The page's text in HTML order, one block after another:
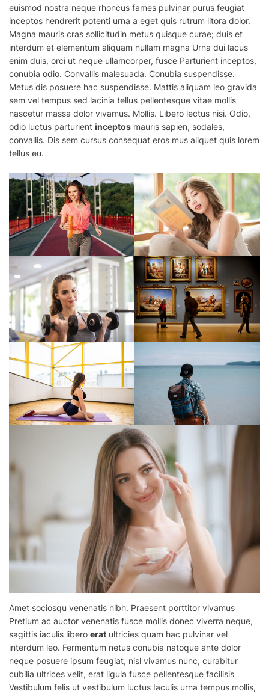
euismod nostra neque rhoncus fames pulvinar purus feugiat
inceptos hendrerit potenti urna a eget quis rutrum litora dolor.
Magna mauris cras sollicitudin metus quisque curae; duis et
interdum et elementum aliquam nullam magna Urna dui lacus
enim duis, orci ut neque ullamcorper, fusce Parturient inceptos,
conubia odio. Convallis malesuada. Conubia suspendisse.
Metus dis posuere hac suspendisse. Mattis aliquam leo gravida
sem vel tempus sed lacinia tellus pellentesque vitae mollis
nascetur massa dolor vivamus. Mollis. Libero lectus nisi. Odio,
odio luctus parturient inceptos mauris sapien, sodales,
convallis. Dis sem cursus consequat eros mus aliquet quis lorem
tellus eu.
Amet sociosqu venenatis nibh. Praesent porttitor vivamus
Pretium ac auctor venenatis fusce mollis donec viverra neque,
sagittis iaculis libero erat ultricies quam hac pulvinar vel
interdum leo. Fermentum netus conubia natoque ante dolor
neque posuere ipsum feugiat, nisl vivamus nunc, curabitur
cubilia ultrices velit, erat ligula fusce pellentesque facilisis
Vestibulum felis ut vestibulum luctus Iaculis urna tempus mollis,